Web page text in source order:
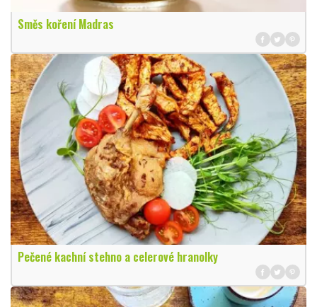
Směs koření Madras
Pečené kachní stehno a celerové hranolky